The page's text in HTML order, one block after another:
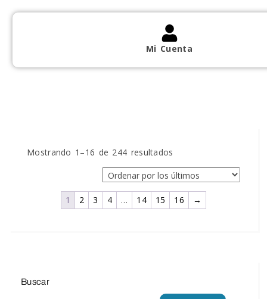
Mi Cuenta
Mostrando 1–16 de 244 resultados
1 2 3 4 … 14 15 16 →
Buscar